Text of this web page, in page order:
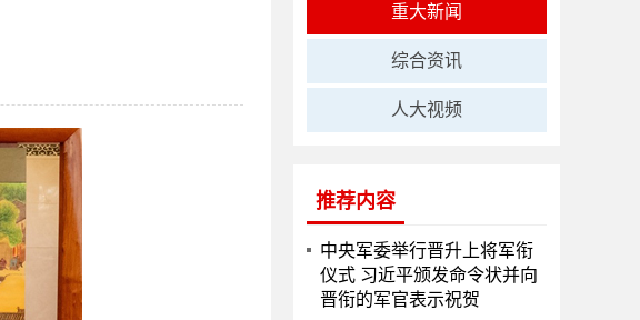
重大新闻
综合资讯
人大视频
推荐内容
中央军委举行晋升上将军衔
仪式 习近平颁发命令状并向
晋衔的军官表示祝贺